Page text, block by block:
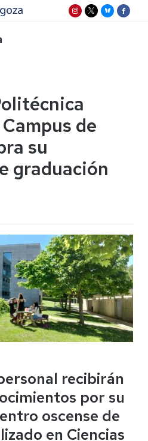
de
su
graduación
recibirán
por su
oscense de
en Ciencias